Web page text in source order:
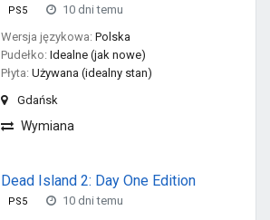
PS5
10 dni temu
Wersja językowa: Polska
Pudełko: Idealne (jak nowe)
Płyta: Używana (idealny stan)
Gdańsk
Wymiana
Dead Island 2: Day One Edition
PS5
10 dni temu